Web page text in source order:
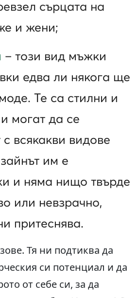
сърцата на
и жени;
– този вид мъжки
едва ли някога ще
Те са стилни и
могат да се
с всякакви видове
им е
и няма нищо твърде
или невзрачно,
притеснява.
Тя ни подтиква да
си потенциал и да
от себе си, за да